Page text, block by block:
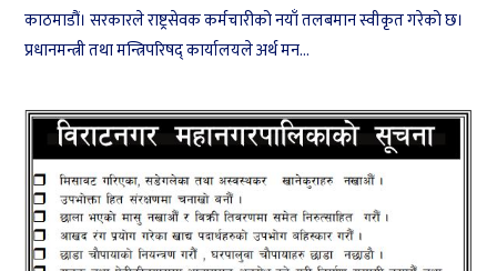
काठमाडौं। सरकारले राष्ट्रसेवक कर्मचारीको नयाँ तलबमान स्वीकृत गरेको छ।
प्रधानमन्त्री तथा मन्त्रिपरिषद् कार्यालयले अर्थ मन...